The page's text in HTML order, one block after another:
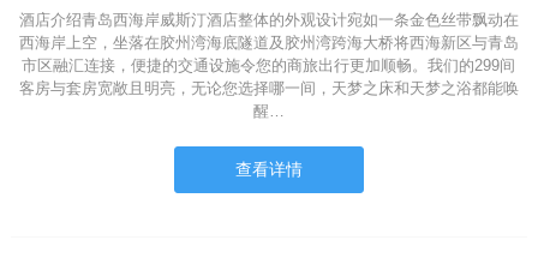
酒店介绍青岛西海岸威斯汀酒店整体的外观设计宛如一条金色丝带飘动在
西海岸上空，坐落在胶州湾海底隧道及胶州湾跨海大桥将西海新区与青岛
市区融汇连接，便捷的交通设施令您的商旅出行更加顺畅。我们的299间
客房与套房宽敞且明亮，无论您选择哪一间，天梦之床和天梦之浴都能唤
醒…
查看详情